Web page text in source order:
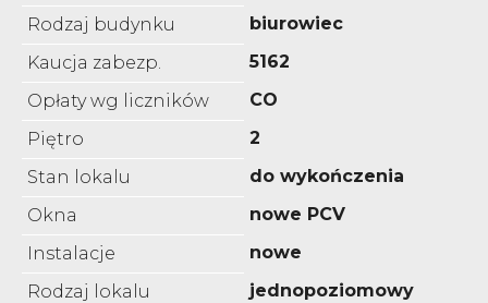
Rodzaj budynku
biurowiec
Kaucja zabezp.
5162
Opłaty wg liczników
CO
Piętro
2
Stan lokalu
do wykończenia
Okna
nowe PCV
Instalacje
nowe
Rodzaj lokalu
jednopoziomowy